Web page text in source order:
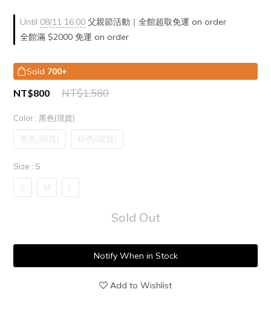
Until 08/11 16:00 父親節活動｜全館超取免運 on order
全館滿 $2000 免運 on order
Sold 700+
NT$800 NT$1,580
Color : 黑色(現貨)
黑色(現貨) 棕色(現貨)
Size : S
S M L
Sold Out
Notify When in Stock
Add to Wishlist